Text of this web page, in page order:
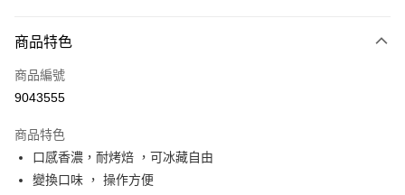
信用卡一次付款
Apple Pay
運送方式
• 付款後全家取貨
每筆NT$60，滿NT$699(含以上)免運費
商品特色
商品編號
9043555
商品特色
口感香濃，耐烤焙 ，可冰藏自由
變換口味 ， 操作方便